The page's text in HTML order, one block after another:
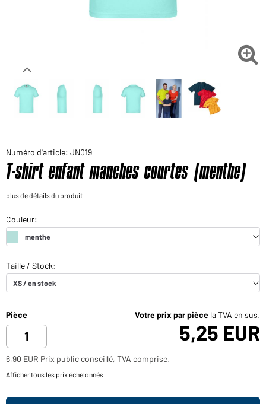
Voudriez-vous acheter des produits pour votre besoin

Numéro d'article: JN019
T-shirt enfant manches courtes (menthe)
plus de détails du produit
Pièce Votre prix par pièce la TVA en sus.
5,25 EUR
6,90 EUR Prix public conseillé, TVA comprise.
Afficher tous les prix échelonnés